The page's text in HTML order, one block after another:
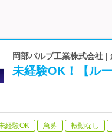
岡部バルブ工業株式会社
未経験OK！【ル
経験OK 急募 転勤なし